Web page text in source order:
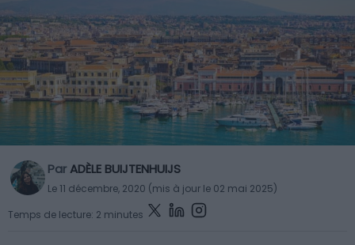
ParADÈLE BUIJTENHUIJS
Le 11 décembre, 2020 (mis à jour le 02 mai 2025)
Temps de lecture: 2 minutes